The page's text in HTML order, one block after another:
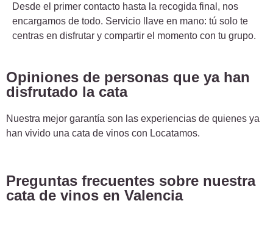
Desde el primer contacto hasta la recogida final, nos
encargamos de todo. Servicio llave en mano: tú solo te
centras en disfrutar y compartir el momento con tu grupo.
Opiniones de personas que ya han
disfrutado la cata
Nuestra mejor garantía son las experiencias de quienes ya
han vivido una cata de vinos con Locatamos.
Preguntas frecuentes sobre nuestra
cata de vinos en Valencia